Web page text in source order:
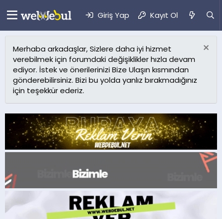
Giriş Yap Kayıt Ol
Merhaba arkadaşlar, Sizlere daha iyi hizmet
verebilmek için forumdaki değişiklikler hızla devam
ediyor. İstek ve önerilerinizi Bize Ulaşın kısmından
gönderebilirsiniz. Bizi bu yolda yanlız bırakmadığınız
için teşekkür ederiz.